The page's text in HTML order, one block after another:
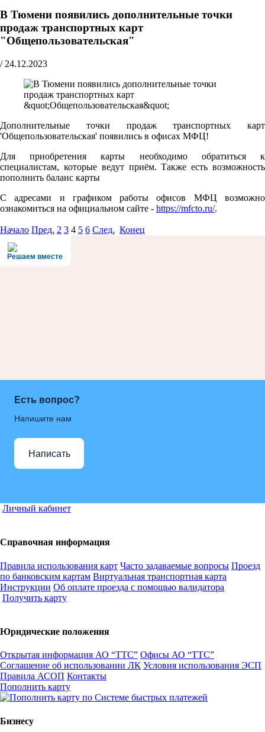
В Тюмени появились дополнительные точки
продаж транспортных карт
"Общепользовательская"
/ 24.12.2023
Дополнительные точки продаж транспортных карт
'Общепользовательская' появились в офисах МФЦ!
Для приобретения карты необходимо обратиться к
специалистам, которые ведут приём. Также есть возможность
пополнить баланс карты
С адресами и графиком работы офисов МФЦ возможно
ознакомиться на официальном сайте - https://mfcto.ru/.
Начало Пред. 2 3 4 5 6 След. Конец
Решаем вместе
Есть вопрос?
Напишите нам
Написать
Личный кабинет
Справочная информация
Правила использования карт Часто задаваемые вопросы Проезд
по банковским картам Виртуальная транспортная карта
Инструкции Об оплате проезда с помощью валидатора
Получить карту
Юридические положения
Открытая информация АО “ТТС” Офисы АО “ТТС”
Соглашение об использовании ЛК Условия использования ЭСП
Правила АСОП Контакты
Пополнить карту
Бизнесу